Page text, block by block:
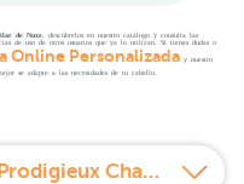
de Nuxe , descúbrelos en nuestro catálogo y consulta las
de uso de otros usuarios que ya lo utilizan. Si tienes dudas o
Online Personalizada y nuestro
se adapte a las necesidades de tu cabello.
¿Cómo usar Nuxe Hair Prodigieux Champú Brillo?